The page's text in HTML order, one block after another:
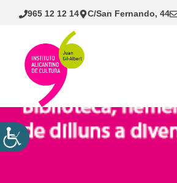
Saltar
965 12 12 14 C/San Fernando, 44